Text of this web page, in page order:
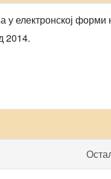
у електронској форми
2014.